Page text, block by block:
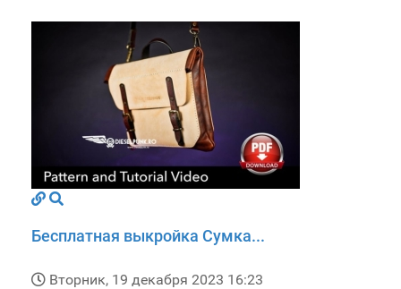
Бесплатная выкройка Сумка...
Вторник, 19 декабря 2023 16:23